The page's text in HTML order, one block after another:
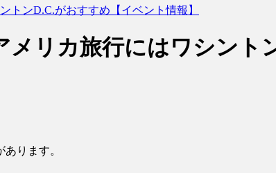
トンD.C.がおすすめ【イベント情報】
リカ旅行にはワシント
ります。